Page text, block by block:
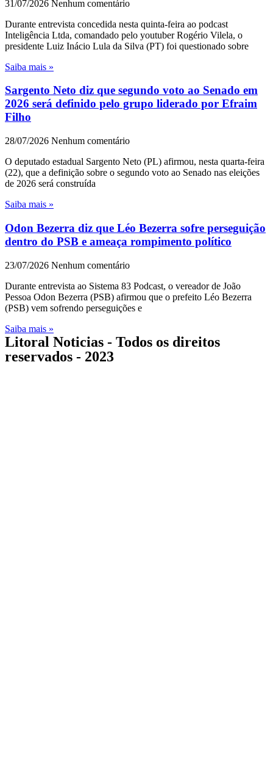
31/07/2026 Nenhum comentário
Durante entrevista concedida nesta quinta-feira ao podcast
Inteligência Ltda, comandado pelo youtuber Rogério Vilela, o
presidente Luiz Inácio Lula da Silva (PT) foi questionado sobre
Saiba mais »
Sargento Neto diz que segundo voto ao Senado em
2026 será definido pelo grupo liderado por Efraim
Filho
28/07/2026 Nenhum comentário
O deputado estadual Sargento Neto (PL) afirmou, nesta quarta-feira
(22), que a definição sobre o segundo voto ao Senado nas eleições
de 2026 será construída
Saiba mais »
Odon Bezerra diz que Léo Bezerra sofre perseguição
dentro do PSB e ameaça rompimento político
23/07/2026 Nenhum comentário
Durante entrevista ao Sistema 83 Podcast, o vereador de João
Pessoa Odon Bezerra (PSB) afirmou que o prefeito Léo Bezerra
(PSB) vem sofrendo perseguições e
Saiba mais »
Litoral Noticias - Todos os direitos
reservados - 2023